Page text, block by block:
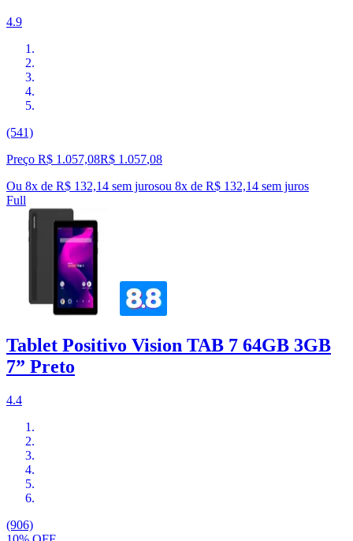
4.9
(541)
Preço R$ 1.057,08R$ 1.057,08
Ou 8x de R$ 132,14 sem jurosou 8x de R$ 132,14 sem juros
Full
Tablet Positivo Vision TAB 7 64GB 3GB
7” Preto
4.4
(906)